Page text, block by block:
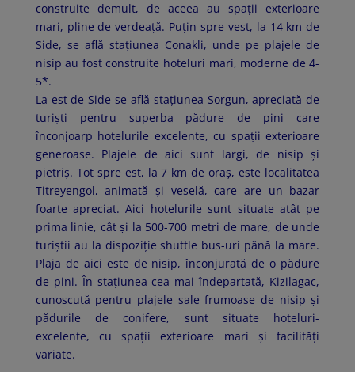
construite demult, de aceea au spaţii exterioare
mari, pline de verdeaţă. Puţin spre vest, la 14 km de
Side, se află staţiunea Conakli, unde pe plajele de
nisip au fost construite hoteluri mari, moderne de 4-
5*.
La est de Side se află staţiunea Sorgun, apreciată de
turişti pentru superba pădure de pini care
înconjoarp hotelurile excelente, cu spaţii exterioare
generoase. Plajele de aici sunt largi, de nisip şi
pietriş. Tot spre est, la 7 km de oraş, este localitatea
Titreyengol, animată şi veselă, care are un bazar
foarte apreciat. Aici hotelurile sunt situate atât pe
prima linie, cât şi la 500-700 metri de mare, de unde
turiştii au la dispoziţie shuttle bus-uri până la mare.
Plaja de aici este de nisip, înconjurată de o pădure
de pini. În staţiunea cea mai îndepartată, Kizilagac,
cunoscută pentru plajele sale frumoase de nisip şi
pădurile de conifere, sunt situate hoteluri-
excelente, cu spaţii exterioare mari şi facilităţi
variate.